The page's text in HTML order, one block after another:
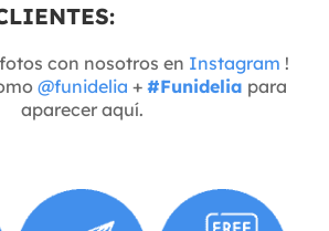
con nosotros en Instagram !
@funidelia + #Funidelia para
aparecer aquí.